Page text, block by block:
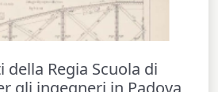
Regia Scuola di
gli ingegneri in Padova